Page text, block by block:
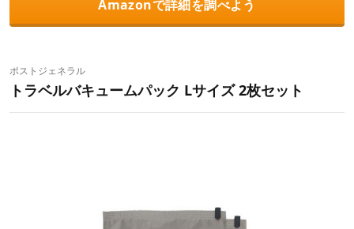
Amazonで詳細を調べよう
ポストジェネラル
トラベルバキュームパック Lサイズ 2枚セット